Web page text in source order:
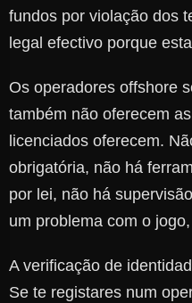
fundos por violação dos
legal efectivo porque
Os operadores offshore
também não oferecem
licenciados oferecem.
obrigatória, não há
por lei, não há
um problema com o
A verificação de
Se te registares num